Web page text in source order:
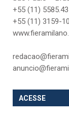
+55 (11)
+55 (11) 3159-
ACESSE